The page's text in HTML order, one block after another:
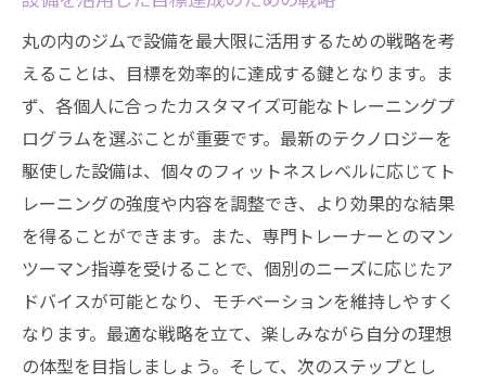
丸の内のジムで設備を最大限に活用するための戦略を考
えることは、目標を効率的に達成する鍵となります。ま
ず、各個人に合ったカスタマイズ可能なトレーニングプ
ログラムを選ぶことが重要です。最新のテクノロジーを
駆使した設備は、個々のフィットネスレベルに応じてト
レーニングの強度や内容を調整でき、より効果的な結果
を得ることができます。また、専門トレーナーとのマン
ツーマン指導を受けることで、個別のニーズに応じたア
ドバイスが可能となり、モチベーションを維持しやすく
なります。最適な戦略を立て、楽しみながら自分の理想
の体型を目指しましょう。そして、次のステップとし